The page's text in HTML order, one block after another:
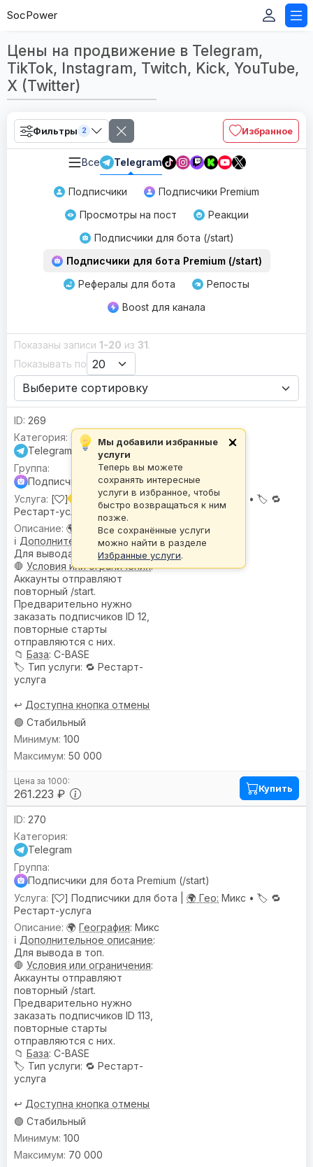
SocPower
Цены на продвижение в Telegram,
TikTok, Instagram, Twitch, Kick, YouTube,
X (Twitter)
Фильтры 2 Избранное
Все Telegram
Подписчики
Подписчики Premium
Просмотры на пост
Реакции
Подписчики для бота (/start)
Подписчики для бота Premium (/start)
Рефералы для бота
Репосты
Boost для канала
Показаны записи 1-20 из 31.
Показывать по
269
Telegram
Подписчики для бота Premium (/start)
[
] Подписчики для бота |🌍 Гео:Микс • 🏷️ 🔁
Рестарт-услуга
🌍
География: Микс
ℹ️ Дополнительное описание:
Для вывода в топ.
🛑 Условия или ограничения:
Аккаунты отправляют
повторный /start.
Предварительно нужно
заказать подписчиков ID 12,
повторные старты
отправляются с них.
📁 База: C-BASE
🏷️ Тип услуги: 🔁 Рестарт-
услуга
↩️ Доступна кнопка отмены
🟢 Стабильный
261.223 ₽
100
50 000
Купить
270
Telegram
Подписчики для бота Premium (/start)
[
] Подписчики для бота | 🌍 Гео: Микс • 🏷️ 🔁
Рестарт-услуга
🌍 География: Микс
ℹ️ Дополнительное описание:
Для вывода в топ.
🛑 Условия или ограничения:
Аккаунты отправляют
повторный /start.
Предварительно нужно
заказать подписчиков ID 113,
повторные старты
отправляются с них.
📁 База: C-BASE
🏷️ Тип услуги: 🔁 Рестарт-
услуга
↩️ Доступна кнопка отмены
🟢 Стабильный
100
70 000
Мы добавили избранные
услуги
Теперь вы можете
сохранять интересные
услуги в избранное, чтобы
быстро возвращаться к ним
позже.
Все сохранённые услуги
можно найти в разделе
Избранные услуги.
×